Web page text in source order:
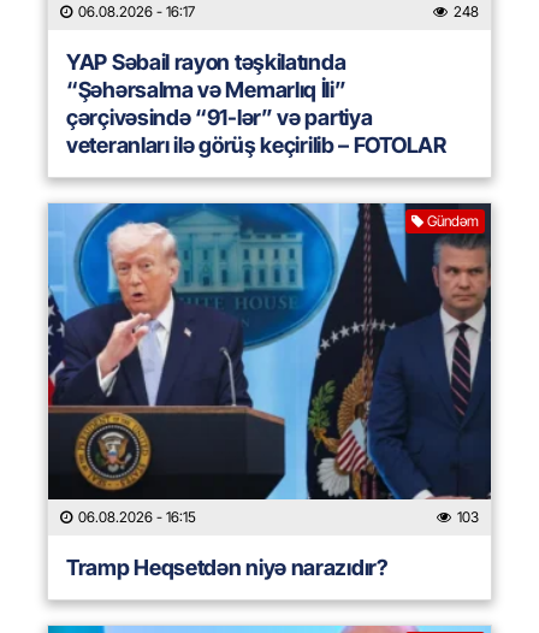
06.08.2026 - 16:17 248
YAP Səbail rayon təşkilatında
“Şəhərsalma və Memarlıq İli”
çərçivəsində “91-lər” və partiya
veteranları ilə görüş keçirilib – FOTOLAR
Gündəm
06.08.2026 - 16:15 103
Tramp Heqsetdən niyə narazıdır?